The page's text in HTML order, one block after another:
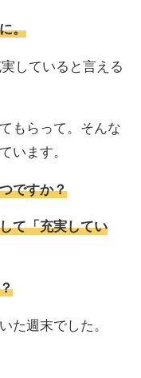
。
していると言える
もらって。そんな
います。
ですか？
て「充実してい
た週末でした。